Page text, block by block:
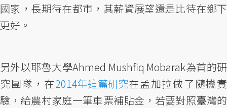
國家，長期待在都市，其薪資展望還是比待在鄉下
更好。
另外以耶魯大學Ahmed Mushfiq Mobarak為首的研
究團隊，在2014年這篇研究在孟加拉做了隨機實
驗，給農村家庭一筆車票補貼金，若要對照臺灣的